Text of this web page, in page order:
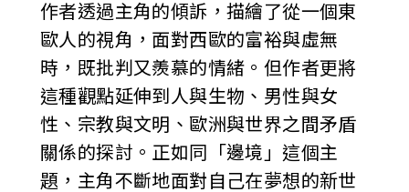
作者透過主角的傾訴，描繪了從一個東
歐人的視角，面對西歐的富裕與虛無
時，既批判又羨慕的情緒。但作者更將
這種觀點延伸到人與生物、男性與女
性、宗教與文明、歐洲與世界之間矛盾
關係的探討。正如同「邊境」這個主
題，主角不斷地面對自己在夢想的新世